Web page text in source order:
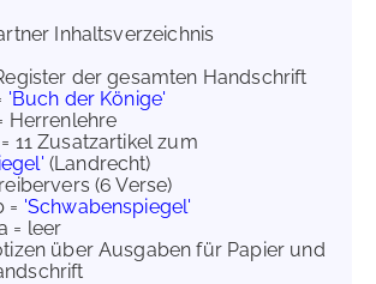
Inhaltsverzeichnis
der gesamten Handschrift
'Buch der Könige'
Herrenlehre
11 Zusatzartikel zum
(Landrecht)
(6 Verse)
= 'Schwabenspiegel'
= leer
über Ausgaben für Papier und